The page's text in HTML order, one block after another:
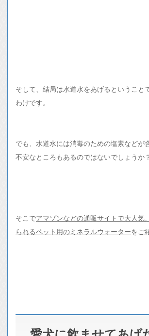
そして、結局は水道水をあげるということ
わけです。
でも、水道水には消毒のための塩素などが
不安なところもあるのではないでしょうか
そこでアマゾンなどの通販サイトで大人気
られるペット用のミネラルウォーターをご